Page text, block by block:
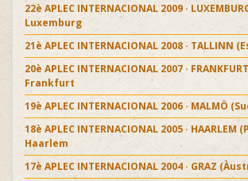
22è APLEC INTERNACIONAL 2009 ·
Luxemburg
21è APLEC INTERNACIONAL 2008 · TALLINN
20è APLEC INTERNACIONAL 2007 ·
Frankfurt
19è APLEC INTERNACIONAL 2006 · MALMÖ
18è APLEC INTERNACIONAL 2005 · HAARLEM
Haarlem
17è APLEC INTERNACIONAL 2004 · GRAZ